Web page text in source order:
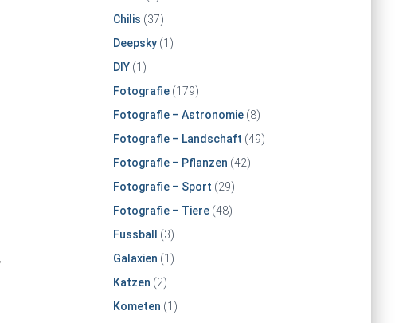
Chilis (37)
Deepsky(1)
DIY(1)
Fotografie(179)
Fotografie – Astronomie(8)
Fotografie – Landschaft (49)
Fotografie – Pflanzen (42)
Fotografie – Sport (29)
Fotografie – Tiere(48)
Fussball
(3)
Galaxien (1)
Katzen (2)
Kometen (1)